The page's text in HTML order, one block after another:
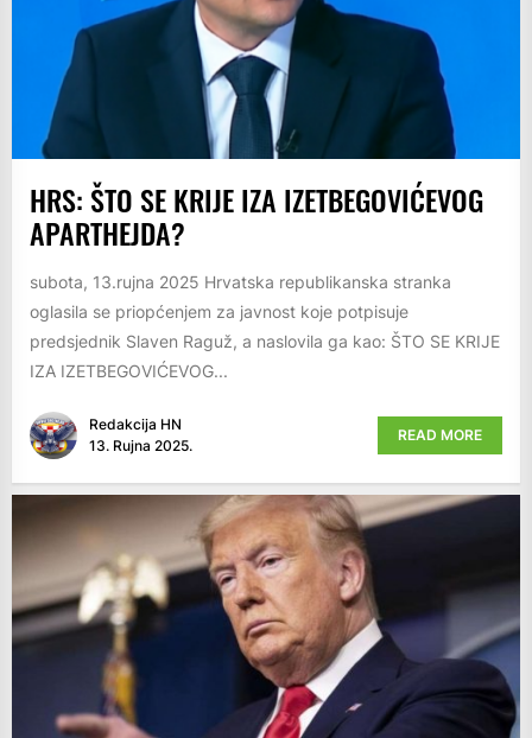
HRS: ŠTO SE KRIJE IZA IZETBEGOVIĆEVOG
APARTHEJDA?
subota, 13.rujna 2025 Hrvatska republikanska stranka
oglasila se priopćenjem za javnost koje potpisuje
predsjednik Slaven Raguž, a naslovila ga kao: ŠTO SE KRIJE
IZA IZETBEGOVIĆEVOG...
Redakcija HN
13. Rujna 2025.
READ MORE